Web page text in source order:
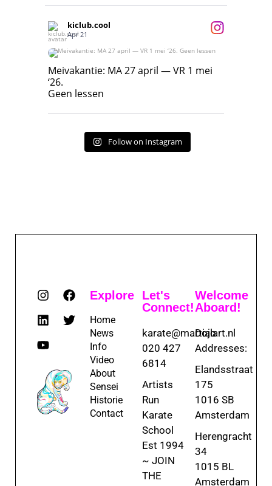
kiclub.cool
Apr 21
Meivakantie: MA 27 april — VR 1 mei ‘26.
Geen lessen
Meivakantie: MA 27 april — VR 1 mei
‘26.
Geen lessen
Follow on Instagram
Explore
Home
News
Info
Video
About
Sensei
Historie
Contact
Let's
Connect!
karate@martialart.nl
020 427
6814
Artists
Run
Karate
School
Est 1994
~ JOIN
THE
Welcome
Aboard!
Dojo
Addresses:
Elandsstraat
175
1016 SB
Amsterdam
Herengracht
34
1015 BL
Amsterdam